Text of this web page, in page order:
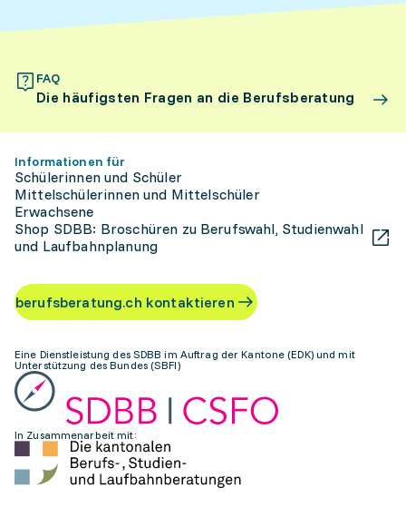
FAQ
Die häufigsten Fragen an die Berufsberatung
Informationen für
Schülerinnen und Schüler
Mittelschülerinnen und Mittelschüler
Erwachsene
Shop SDBB: Broschüren zu Berufswahl, Studienwahl
und Laufbahnplanung
berufsberatung.ch kontaktieren
Eine Dienstleistung des SDBB im Auftrag der Kantone (EDK) und mit
Unterstützung des Bundes (SBFI)
In Zusammenarbeit mit: